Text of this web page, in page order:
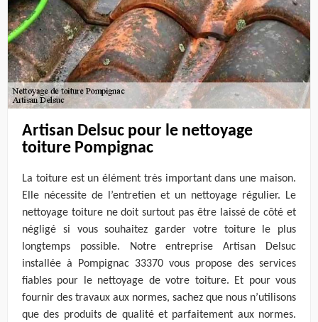
Artisan Delsuc pour le nettoyage
toiture Pompignac
La toiture est un élément très important dans une maison.
Elle nécessite de l’entretien et un nettoyage régulier. Le
nettoyage toiture ne doit surtout pas être laissé de côté et
négligé si vous souhaitez garder votre toiture le plus
longtemps possible. Notre entreprise Artisan Delsuc
installée à Pompignac 33370 vous propose des services
fiables pour le nettoyage de votre toiture. Et pour vous
fournir des travaux aux normes, sachez que nous n’utilisons
que des produits de qualité et parfaitement aux normes.